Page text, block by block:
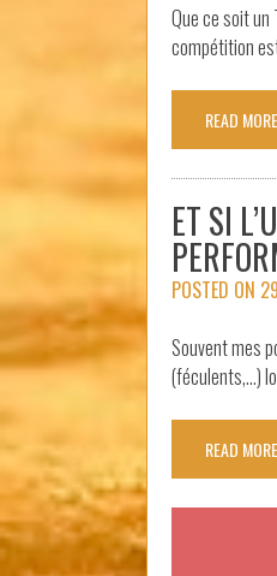
Que ce soit un
compétition
READ MORE
ET SI
POSTED ON
Souvent mes
(féculents,…)
READ MORE